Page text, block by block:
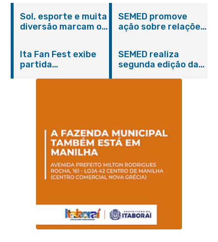
Sol, esporte e muita
diversão marcam o
Domingo no Parque
Paleontológico
SEMED promove
ação sobre relações
Ita Fan Fest exibe
partida
SEMED realiza
segunda edição da